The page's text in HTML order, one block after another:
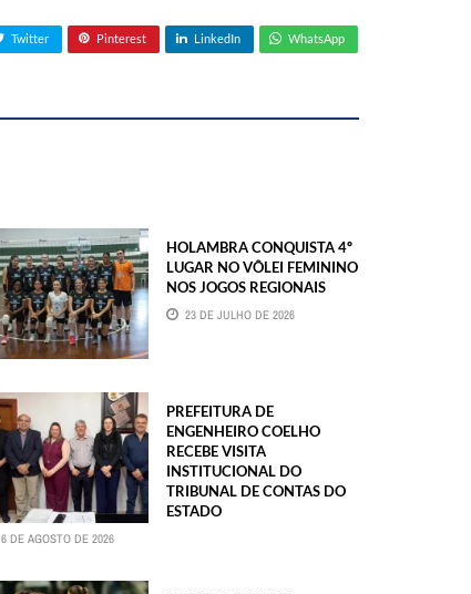
Twitter Pinterest LinkedIn WhatsApp
HOLAMBRA CONQUISTA 4º
LUGAR NO VÔLEI FEMININO
NOS JOGOS REGIONAIS
23 DE JULHO DE 2026
PREFEITURA DE
ENGENHEIRO COELHO
RECEBE VISITA
INSTITUCIONAL DO
TRIBUNAL DE CONTAS DO
ESTADO
6 DE AGOSTO DE 2026